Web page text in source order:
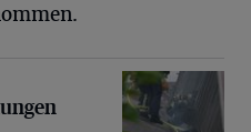
gegen Jugendliche